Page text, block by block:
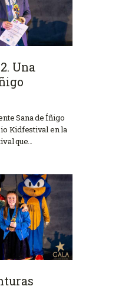
Una
Sana de Íñigo
Kidfestival en la
que…